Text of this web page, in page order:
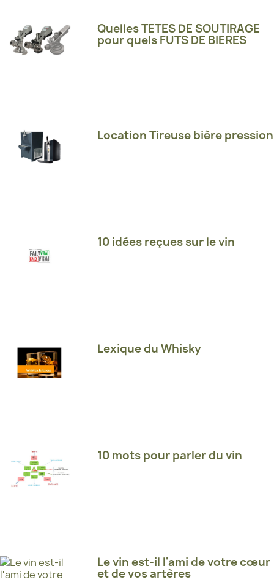
Quelles TETES DE SOUTIRAGE
pour quels FUTS DE BIERES
Location Tireuse bière pression
10 idées reçues sur le vin
Lexique du Whisky
10 mots pour parler du vin
Le vin est-il l'ami de votre cœur
et de vos artères